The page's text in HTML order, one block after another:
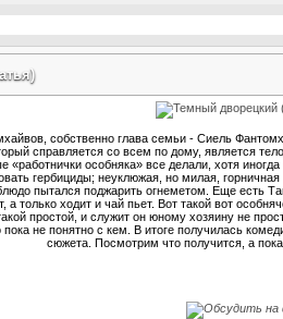
собственно глава семьи - Сиель
справляется со всем по дому, является
«работнички особняка» все делали, хотя
гербициды; неуклюжая, но милая,
пытался поджарить огнеметом. Еще есть
а только ходит и чай пьет. Вот такой вот
простой, и служит он юному хозяину не
не понятно с кем. В итоге получилась
сюжета. Посмотрим что получится, а